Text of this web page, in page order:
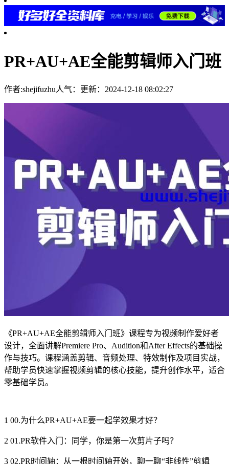
PR+AU+AE全能剪辑师入门班
作者:shejifuzhu人气： 更新：2024-12-18 08:02:27
《PR+AU+AE全能剪辑师入门班》课程专为视频制作爱好者
设计，全面讲解Premiere Pro、Audition和After Effects的基础操
作与技巧。课程涵盖剪辑、音频处理、特效制作及项目实战，
帮助学员快速掌握视频剪辑的核心技能，提升创作水平，适合
零基础学员。
1 00.为什么PR+AU+AE要一起学效果才好？
2 01.PR软件入门：同学，你是第一次剪片子吗？
3 02.PR时间轴：从一根时间轴开始，聊一聊“非线性”剪辑